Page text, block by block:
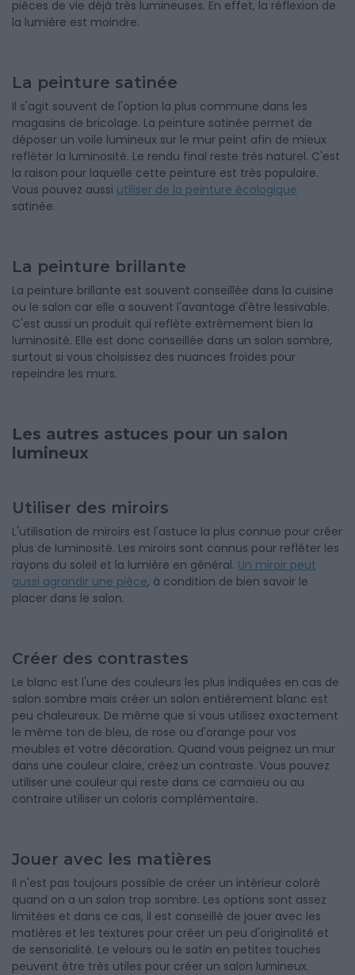
pièces de vie déjà très lumineuses. En effet, la réflexion de
la lumière est moindre.
La peinture satinée
Il s'agit souvent de l'option la plus commune dans les
magasins de bricolage. La peinture satinée permet de
déposer un voile lumineux sur le mur peint afin de mieux
refléter la luminosité. Le rendu final reste très naturel. C'est
la raison pour laquelle cette peinture est très populaire.
Vous pouvez aussi utiliser de la peinture écologique
satinée.
La peinture brillante
La peinture brillante est souvent conseillée dans la cuisine
ou le salon car elle a souvent l'avantage d'être lessivable.
C'est aussi un produit qui reflète extrêmement bien la
luminosité. Elle est donc conseillée dans un salon sombre,
surtout si vous choisissez des nuances froides pour
repeindre les murs.
Les autres astuces pour un salon
lumineux
Utiliser des miroirs
L'utilisation de miroirs est l'astuce la plus connue pour créer
plus de luminosité. Les miroirs sont connus pour refléter les
rayons du soleil et la lumière en général. Un miroir peut
aussi agrandir une pièce, à condition de bien savoir le
placer dans le salon.
Créer des contrastes
Le blanc est l'une des couleurs les plus indiquées en cas de
salon sombre mais créer un salon entièrement blanc est
peu chaleureux. De même que si vous utilisez exactement
le même ton de bleu, de rose ou d'orange pour vos
meubles et votre décoration. Quand vous peignez un mur
dans une couleur claire, créez un contraste. Vous pouvez
utiliser une couleur qui reste dans ce camaïeu ou au
contraire utiliser un coloris complémentaire.
Jouer avec les matières
Il n'est pas toujours possible de créer un intérieur coloré
quand on a un salon trop sombre. Les options sont assez
limitées et dans ce cas, il est conseillé de jouer avec les
matières et les textures pour créer un peu d'originalité et
de sensorialité. Le velours ou le satin en petites touches
peuvent être très utiles pour créer un salon lumineux.